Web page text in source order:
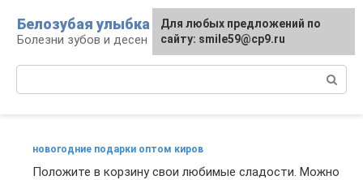
контенту
Белозубая улыбка
Болезни зубов и десен
новогодние подарки оптом киров
Положите в корзину свои любимые сладости. Можно
Для любых предложений по
сайту: smile59@cp9.ru